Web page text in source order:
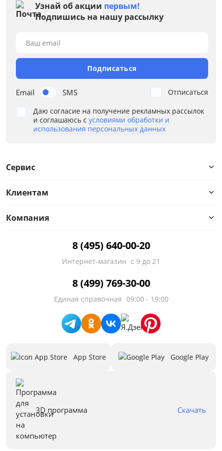
Узнай об акции первым!
Подпишись на нашу рассылку
Email SMS
Ваш email
Подписаться
Даю согласие на получение рекламных рассылок
и соглашаюсь с условиями обработки и
использования персональных данных
Отписаться
Сервис
Клиентам
Компания
8 (495) 640-00-20
Интернет-магазин с 9 до 21
8 (499) 769-30-00
Единая справочная 09:00 - 19:00
App Store Google Play
3D программа Скачать